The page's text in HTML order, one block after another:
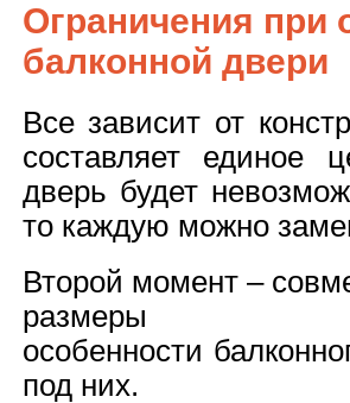
Ограничения при
балконной двери
Все зависит от
составляет единое
дверь будет
то каждую можно
Второй момент –
размеры и
особенности
под них.